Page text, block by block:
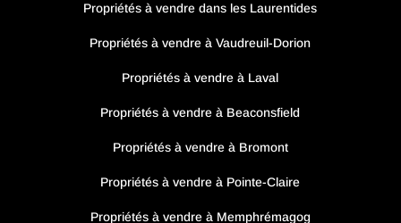
Propriétés à vendre dans les Laurentides
Propriétés à vendre à Vaudreuil-Dorion
Propriétés à vendre à Laval
Propriétés à vendre à Beaconsfield
Propriétés à vendre à Bromont
Propriétés à vendre à Pointe-Claire
Propriétés à vendre à Memphrémagog